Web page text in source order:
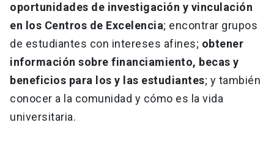
oportunidades de investigación y vinculación
en los Centros de Excelencia; encontrar grupos
de estudiantes con intereses afines; obtener
información sobre financiamiento, becas y
beneficios para los y las estudiantes; y también
conocer a la comunidad y cómo es la vida
universitaria.